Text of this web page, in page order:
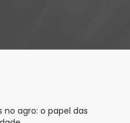
agro: o papel das